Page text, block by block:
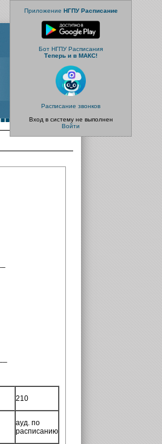
Приложение НГПУ Расписание
Бот НГПУ Расписания
Теперь и в МАКС!
Расписание звонков
Вход в систему не выполнен
Войти
210
ауд. по
расписанию